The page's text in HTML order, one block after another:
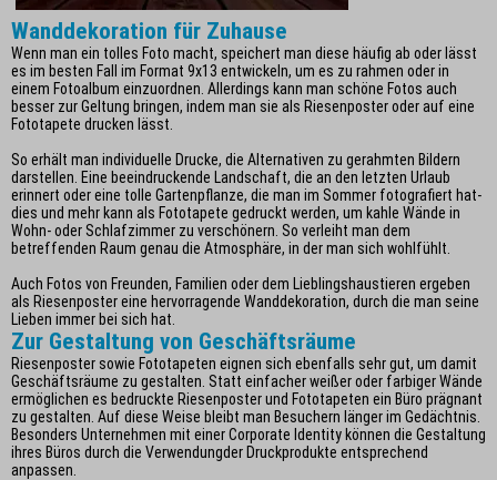
Wanddekoration für Zuhause
Wenn man ein tolles Foto macht, speichert man diese häufig ab oder lässt
es im besten Fall im Format 9x13 entwickeln, um es zu rahmen oder in
einem Fotoalbum einzuordnen. Allerdings kann man schöne Fotos auch
besser zur Geltung bringen, indem man sie als Riesenposter oder auf eine
Fototapete drucken lässt.
So erhält man individuelle Drucke, die Alternativen zu gerahmten Bildern
darstellen. Eine beeindruckende Landschaft, die an den letzten Urlaub
erinnert oder eine tolle Gartenpflanze, die man im Sommer fotografiert hat-
dies und mehr kann als Fototapete gedruckt werden, um kahle Wände in
Wohn- oder Schlafzimmer zu verschönern. So verleiht man dem
betreffenden Raum genau die Atmosphäre, in der man sich wohlfühlt.
Auch Fotos von Freunden, Familien oder dem Lieblingshaustieren ergeben
als Riesenposter eine hervorragende Wanddekoration, durch die man seine
Lieben immer bei sich hat.
Zur Gestaltung von Geschäftsräume
Riesenposter sowie Fototapeten eignen sich ebenfalls sehr gut, um damit
Geschäftsräume zu gestalten. Statt einfacher weißer oder farbiger Wände
ermöglichen es bedruckte Riesenposter und Fototapeten ein Büro prägnant
zu gestalten. Auf diese Weise bleibt man Besuchern länger im Gedächtnis.
Besonders Unternehmen mit einer Corporate Identity können die Gestaltung
ihres Büros durch die Verwendungder Druckprodukte entsprechend
anpassen.